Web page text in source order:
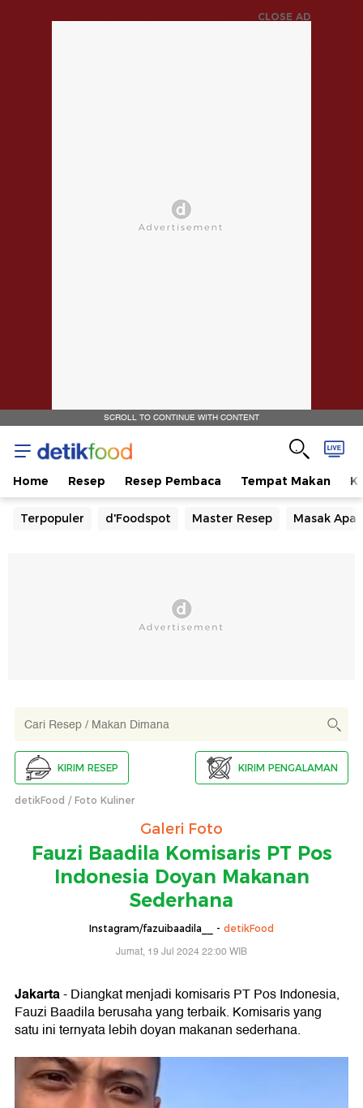
CLOSE AD
SCROLL TO CONTINUE WITH CONTENT
Home Resep Resep Pembaca Tempat Makan
Terpopuler d'Foodspot Master Resep Masak Apa
KIRIM RESEP KIRIM PENGALAMAN
detikFood Foto Kuliner
Galeri Foto
Fauzi Baadila Komisaris PT Pos
Indonesia Doyan Makanan
Sederhana
Instagram/fazuibaadila__ - detikFood
Jumat, 19 Jul 2024 22:00 WIB
Jakarta- Diangkat menjadi komisaris PT Pos Indonesia,
Fauzi Baadila berusaha yang terbaik. Komisaris yang
satu ini ternyata lebih doyan makanan sederhana.